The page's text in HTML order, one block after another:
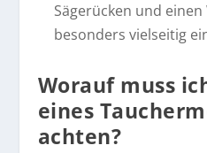
Sägerücken und
besonders vielseitig
Worauf muss
eines
achten?